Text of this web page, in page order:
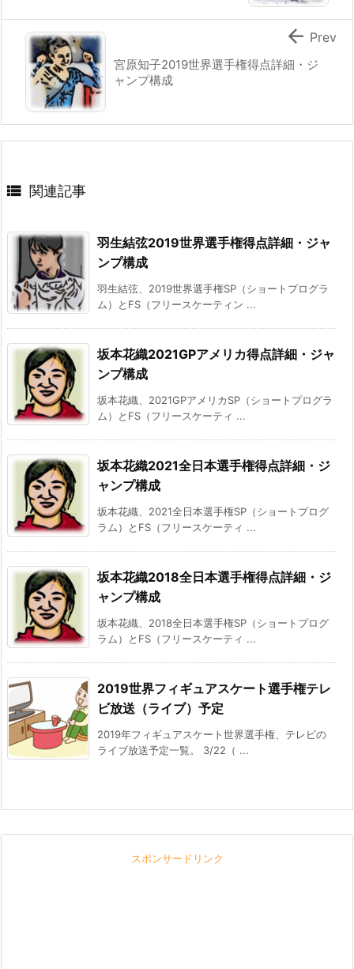
宮原知子2019世界選手権得点詳細・ジ
ャンプ構成
 Prev
 関連記事
羽生結弦2019世界選手権得点詳細・ジャ
ンプ構成
羽生結弦、2019世界選手権SP（ショートプログラ
ム）とFS（フリースケーティン ...
坂本花織2021GPアメリカ得点詳細・ジャ
ンプ構成
坂本花織、2021GPアメリカSP（ショートプログラ
ム）とFS（フリースケーティ ...
坂本花織2021全日本選手権得点詳細・ジ
ャンプ構成
坂本花織、2021全日本選手権SP（ショートプログ
ラム）とFS（フリースケーティ ...
坂本花織2018全日本選手権得点詳細・ジ
ャンプ構成
坂本花織、2018全日本選手権SP（ショートプログ
ラム）とFS（フリースケーティ ...
2019世界フィギュアスケート選手権テレ
ビ放送（ライブ）予定
2019年フィギュアスケート世界選手権、テレビの
ライブ放送予定一覧。 3/22（ ...
スポンサードリンク